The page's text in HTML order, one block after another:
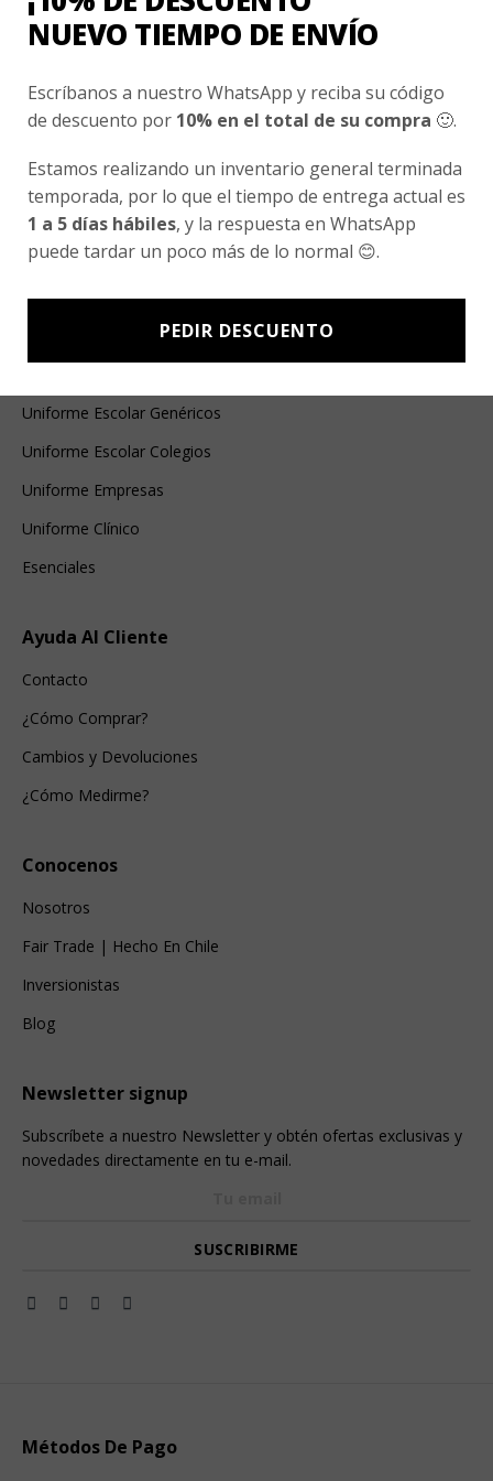
Correo electrónico
Guarda mi nombre, correo electrónico y web
comente.
Ventas Por Mayor
Uniforme Escolar Genéricos
Uniforme Escolar Colegios
Uniforme Empresas
Uniforme Clínico
Esenciales
Ayuda Al Cliente
Contacto
¿Cómo Comprar?
Cambios y Devoluciones
¿Cómo Medirme?
Conocenos
Nosotros
Fair Trade | Hecho En Chile
Inversionistas
Blog
Newsletter signup
Subscríbete a nuestro Newsletter y obtén ofertas exclusivas y
novedades directamente en tu e-mail.
Métodos De Pago
NUEVO TIEMPO DE ENVÍO
Escríbanos a nuestro WhatsApp y reciba su código
de descuento por 10% en el total de su compra 🙂.
Estamos realizando un inventario general terminada
temporada, por lo que el tiempo de entrega actual es
1 a 5 días hábiles, y la respuesta en WhatsApp
puede tardar un poco más de lo normal 😊.
PEDIR DESCUENTO